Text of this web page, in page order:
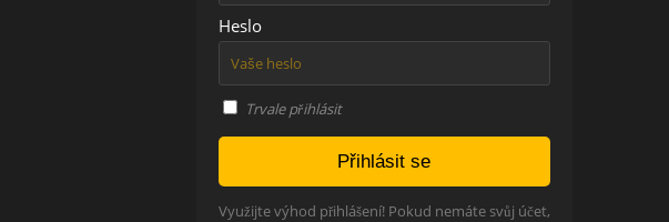
Heslo
Trvale přihlásit
Využijte výhod přihlášení! Pokud nemáte svůj účet,